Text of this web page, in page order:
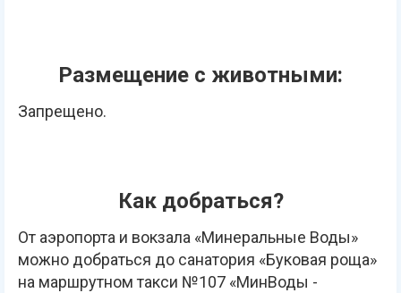
Размещение с животными:
Запрещено.
Как добраться?
От аэропорта и вокзала «Минеральные Воды»
можно добраться до санатория «Буковая роща»
на маршрутном такси №107 «МинВоды -